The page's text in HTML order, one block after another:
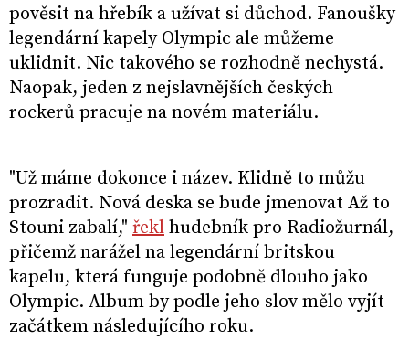
pověsit na hřebík a užívat si důchod. Fanoušky
legendární kapely Olympic ale můžeme
uklidnit. Nic takového se rozhodně nechystá.
Naopak, jeden z nejslavnějších českých
rockerů pracuje na novém materiálu.
"Už máme dokonce i název. Klidně to můžu
prozradit. Nová deska se bude jmenovat Až to
Stouni zabalí," řekl hudebník pro Radiožurnál,
přičemž narážel na legendární britskou
kapelu, která funguje podobně dlouho jako
Olympic. Album by podle jeho slov mělo vyjít
začátkem následujícího roku.